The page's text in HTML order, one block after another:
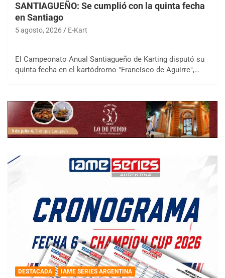
SANTIAGUEÑO: Se cumplió con la quinta fecha
en Santiago
5 agosto, 2026 E-Kart
El Campeonato Anual Santiagueño de Karting disputó su
quinta fecha en el kartódromo "Francisco de Aguirre",…
DESTACADA IAME SERIES ARGENTINA